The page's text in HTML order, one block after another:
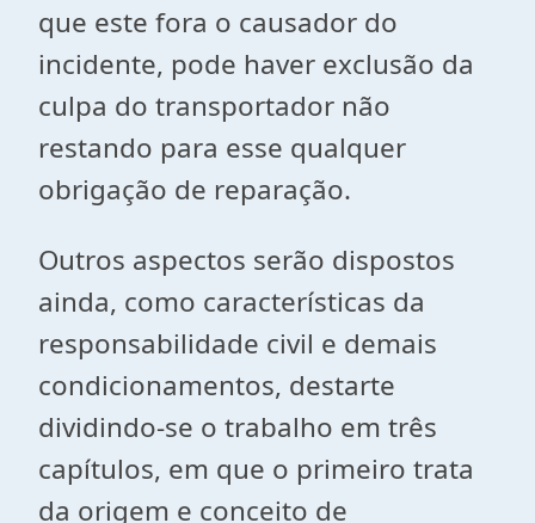
que este fora o causador do
incidente, pode haver exclusão da
culpa do transportador não
restando para esse qualquer
obrigação de reparação.
Outros aspectos serão dispostos
ainda, como características da
responsabilidade civil e demais
condicionamentos, destarte
dividindo-se o trabalho em três
capítulos, em que o primeiro trata
da origem e conceito de